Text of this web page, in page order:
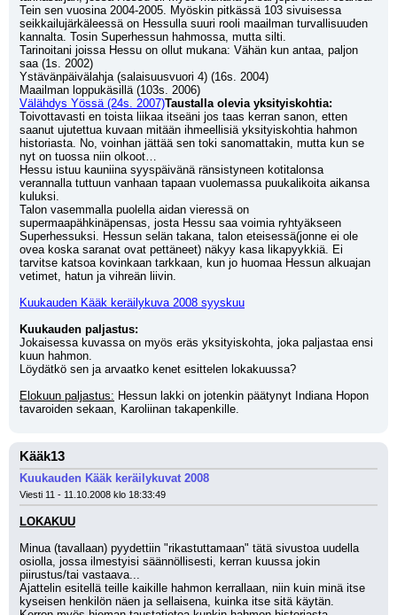
Tein sen vuosina 2004-2005. Myöskin pitkässä 103 sivuisessa
seikkailujärkäleessä on Hessulla suuri rooli maailman turvallisuuden
kannalta. Tosin Superhessun hahmossa, mutta silti.
Tarinoitani joissa Hessu on ollut mukana: Vähän kun antaa, paljon
saa (1s. 2002)
Ystävänpäivälahja (salaisuusvuori 4) (16s. 2004)
Maailman loppukäsillä (103s. 2006)
Välähdys Yössä (24s. 2007)Taustalla olevia yksityiskohtia:
Toivottavasti en toista liikaa itseäni jos taas kerran sanon, etten
saanut ujutettua kuvaan mitään ihmeellisiä yksityiskohtia hahmon
historiasta. No, voinhan jättää sen toki sanomattakin, mutta kun se
nyt on tuossa niin olkoot…
Hessu istuu kauniina syyspäivänä ränsistyneen kotitalonsa
verannalla tuttuun vanhaan tapaan vuolemassa puukalikoita aikansa
kuluksi.
Talon vasemmalla puolella aidan vieressä on
supermaapähkinäpensas, josta Hessu saa voimia ryhtyäkseen
Superhessuksi. Hessun selän takana, talon eteisessä(jonne ei ole
ovea koska saranat ovat pettäneet) näkyy kasa likapyykkiä. Ei
tarvitse katsoa kovinkaan tarkkaan, kun jo huomaa Hessun alkuajan
vetimet, hatun ja vihreän liivin.
Kuukauden Kääk keräilykuva 2008 syyskuu
Kuukauden paljastus:
Jokaisessa kuvassa on myös eräs yksityiskohta, joka paljastaa ensi
kuun hahmon.
Löydätkö sen ja arvaatko kenet esittelen lokakuussa?
Elokuun paljastus: Hessun lakki on jotenkin päätynyt Indiana Hopon
tavaroiden sekaan, Karoliinan takapenkille.
Kääk13
Kuukauden Kääk keräilykuvat 2008
Viesti 11 - 11.10.2008 klo 18:33:49
LOKAKUU
Minua (tavallaan) pyydettiin "rikastuttamaan" tätä sivustoa uudella
osiolla, jossa ilmestyisi säännöllisesti, kerran kuussa jokin
piirustus/tai vastaava...
Ajattelin esitellä teille kaikille hahmon kerrallaan, niin kuin minä itse
kyseisen henkilön näen ja sellaisena, kuinka itse sitä käytän.